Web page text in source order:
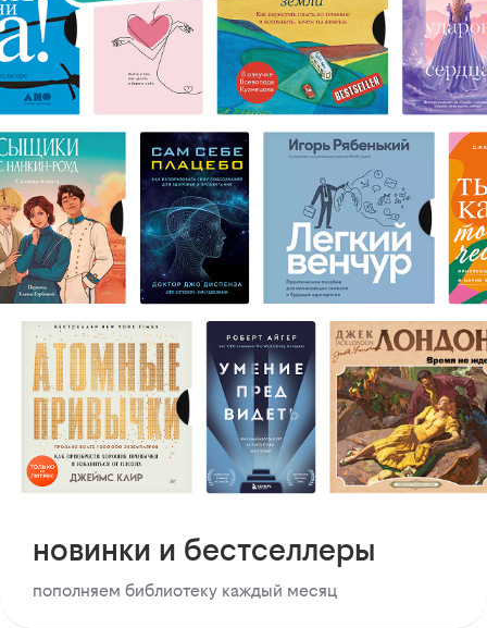
новинки и бестселлеры
пополняем библиотеку каждый месяц